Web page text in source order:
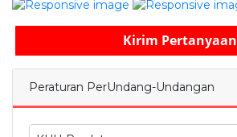
Kirim Pertanyaan
Peraturan PerUndang-Undangan